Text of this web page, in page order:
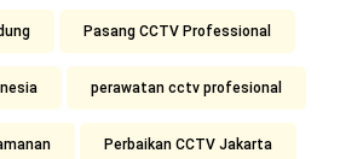
Pasang CCTV Professional
perawatan cctv profesional
Perbaikan CCTV Jakarta